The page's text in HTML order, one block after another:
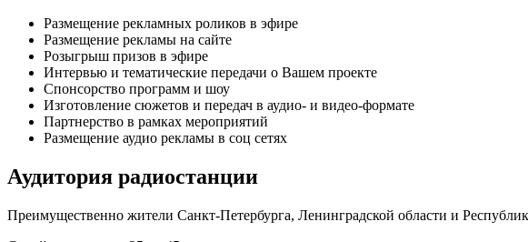
Размещение рекламных роликов в эфире
Размещение рекламы на сайте
Розыгрыш призов в эфире
Интервью и тематические передачи о Вашем проекте
Спонсорство программ и шоу
Изготовление сюжетов и передач в аудио- и видео-формате
Партнерство в рамках мероприятий
Размещение аудио рекламы в соц сетях
Аудитория радиостанции
Преимущественно жители Санкт-Петербурга, Ленинградской области и